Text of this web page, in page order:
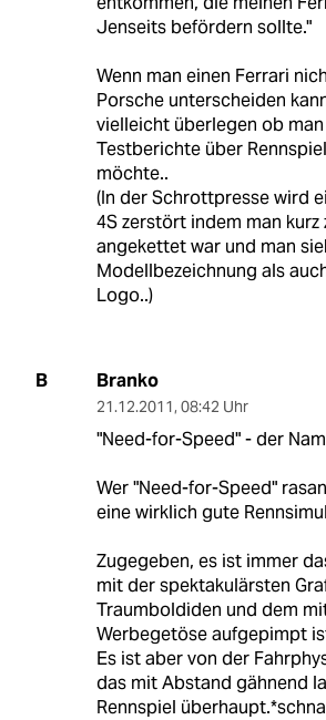
Jenseits befördern sollte."
Wenn man einen Ferrari
Porsche unterscheiden
vielleicht überlegen ob
Testberichte über
möchte..
(In der Schrottpresse wird
4S zerstört indem man kurz
angekettet war und man
Modellbezeichnung als
Logo..)
B Branko
21.12.2011, 08:42 Uhr
"Need-for-Speed" - der
Wer "Need-for-Speed"
eine wirklich gute
Zugegeben, es ist immer
mit der spektakulärsten
Traumboldiden und dem
Werbegetöse aufgepimpt
Es ist aber von der
das mit Abstand gähnend
Rennspiel